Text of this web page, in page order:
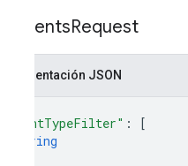
EventsRequest
Representación JSON
"eventTypeFilter" :
[
string